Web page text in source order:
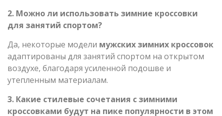
2. Можно ли использовать зимние кроссовки
для занятий спортом?
Да, некоторые модели мужских зимних кроссовок
адаптированы для занятий спортом на открытом
воздухе, благодаря усиленной подошве и
утепленным материалам.
3. Какие стилевые сочетания с зимними
кроссовками будут на пике популярности в этом